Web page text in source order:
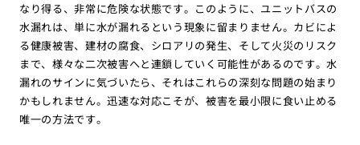
なり得る、非常に危険な状態です。このように、ユニットバスの
水漏れは、単に水が漏れるという現象に留まりません。カビによ
る健康被害、建材の腐食、シロアリの発生、そして火災のリスク
まで、様々な二次被害へと連鎖していく可能性があるのです。水
漏れのサインに気づいたら、それはこれらの深刻な問題の始まり
かもしれません。迅速な対応こそが、被害を最小限に食い止める
唯一の方法です。